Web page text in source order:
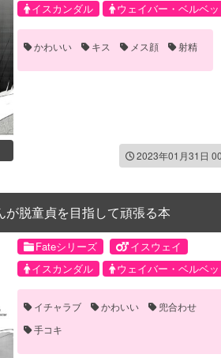
イスカンダル
ウェイバー・ベルベッ
かわいい キス メス顔 射精
2023年01月31日
が脱童貞を目指して頑張る本
Fateシリーズ
イスウェイ
イスカンダル
ウェイバー・ベルベッ
イチャラブ かわいい
兜合わせ
手コキ